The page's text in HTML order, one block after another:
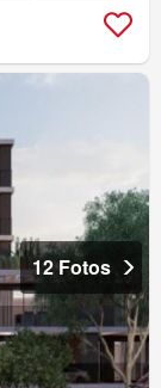
12 Fotos